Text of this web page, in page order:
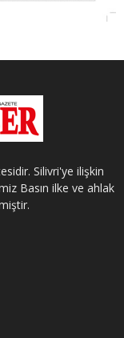
Silivri'ye ilişkin
Basın ilke ve ahlak